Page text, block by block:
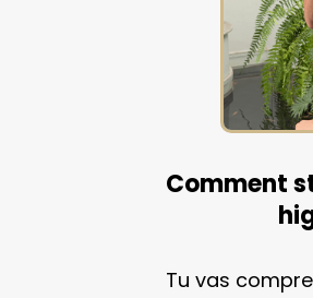
Comment
Tu vas